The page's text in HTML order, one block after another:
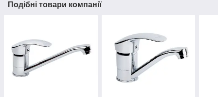
Подібні товари компанії